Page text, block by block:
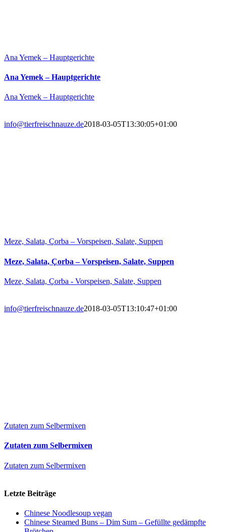
Ana Yemek – Hauptgerichte
Ana Yemek – Hauptgerichte
Ana Yemek – Hauptgerichte
info@tierfreischnauze.de2018-03-05T13:30:05+01:00
Meze, Salata, Çorba – Vorspeisen, Salate, Suppen
Meze, Salata, Çorba – Vorspeisen, Salate, Suppen
Meze, Salata, Çorba - Vorspeisen, Salate, Suppen
info@tierfreischnauze.de2018-03-05T13:10:47+01:00
Zutaten zum Selbermixen
Zutaten zum Selbermixen
Zutaten zum Selbermixen
Letzte Beiträge
Chinese Noodlesoup vegan
Chinese Steamed Buns – Dim Sum – Gefüllte gedämpfte